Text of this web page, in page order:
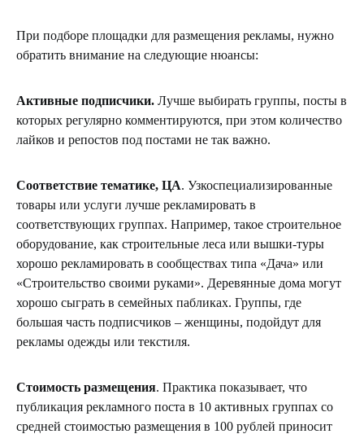
При подборе площадки для размещения рекламы, нужно
обратить внимание на следующие нюансы:
Активные подписчики. Лучше выбирать группы, посты в
которых регулярно комментируются, при этом количество
лайков и репостов под постами не так важно.
Соответствие тематике, ЦА. Узкоспециализированные
товары или услуги лучше рекламировать в
соответствующих группах. Например, такое строительное
оборудование, как строительные леса или вышки-туры
хорошо рекламировать в сообществах типа «Дача» или
«Строительство своими руками». Деревянные дома могут
хорошо сыграть в семейных пабликах. Группы, где
большая часть подписчиков – женщины, подойдут для
рекламы одежды или текстиля.
Стоимость размещения. Практика показывает, что
публикация рекламного поста в 10 активных группах со
средней стоимостью размещения в 100 рублей приносит